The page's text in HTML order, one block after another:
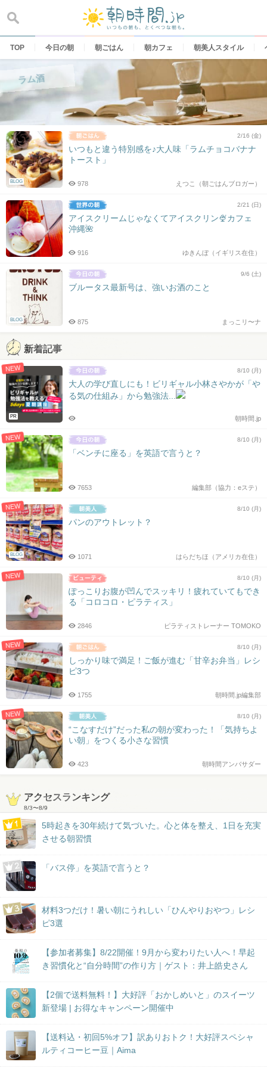
content
TOP 今日の朝 朝ごはん 朝カフェ 朝美人スタイル
ラム酒
BLOG
2/16 (金)
いつもと違う特別感を♪大人味「ラムチョコバナナ
トースト」
えつこ（朝ごはんブロガー）
978
2/21 (日)
アイスクリームじゃなくてアイスクリン🍨カフェ
沖縄🌺
ゆきんぼ（イギリス在住）
916
BLOG
9/6 (土)
ブルータス最新号は、強いお酒のこと
まっこリ〜ナ
875
新着記事
NEW
PR
8/10 (月)
大人の学び直しにも！ビリギャル小林さやかが「や
る気の仕組み」から勉強法...
朝時間.jp
NEW 8/10 (月)
「ベンチに座る」を英語で言うと？
編集部（協力：eステ）
7653
NEW
BLOG
8/10 (月)
パンのアウトレット？
はらだちほ（アメリカ在住）
1071
NEW 8/10 (月)
ぽっこりお腹が凹んでスッキリ！疲れていてもでき
る「コロコロ・ピラティス」
ピラティストレーナー TOMOKO
2846
NEW 8/10 (月)
しっかり味で満足！ご飯が進む「甘辛お弁当」レシ
ピ3つ
朝時間.jp編集部
1755
NEW 8/10 (月)
“こなすだけ”だった私の朝が変わった！「気持ちよ
い朝」をつくる小さな習慣
朝時間アンバサダー
423
アクセスランキング
8/3〜8/9
5時起きを30年続けて気づいた。心と体を整え、1日を充実
させる朝習慣
「バス停」を英語で言うと？
材料3つだけ！暑い朝にうれしい「ひんやりおやつ」レシ
ピ3選
【参加者募集】8/22開催！9月から変わりたい人へ！早起
き習慣化と“自分時間”の作り方｜ゲスト：井上皓史さん
【2個で送料無料！】大好評「おかしめいと」のスイーツ
新登場 | お得なキャンペーン開催中
【送料込・初回5%オフ】訳ありおトク！大好評スペシャ
ルティコーヒー豆｜Aima